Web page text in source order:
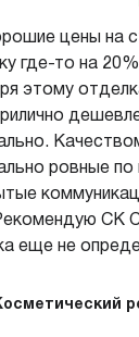
цены на
где-то на
этому
ровные по
СК
еще не